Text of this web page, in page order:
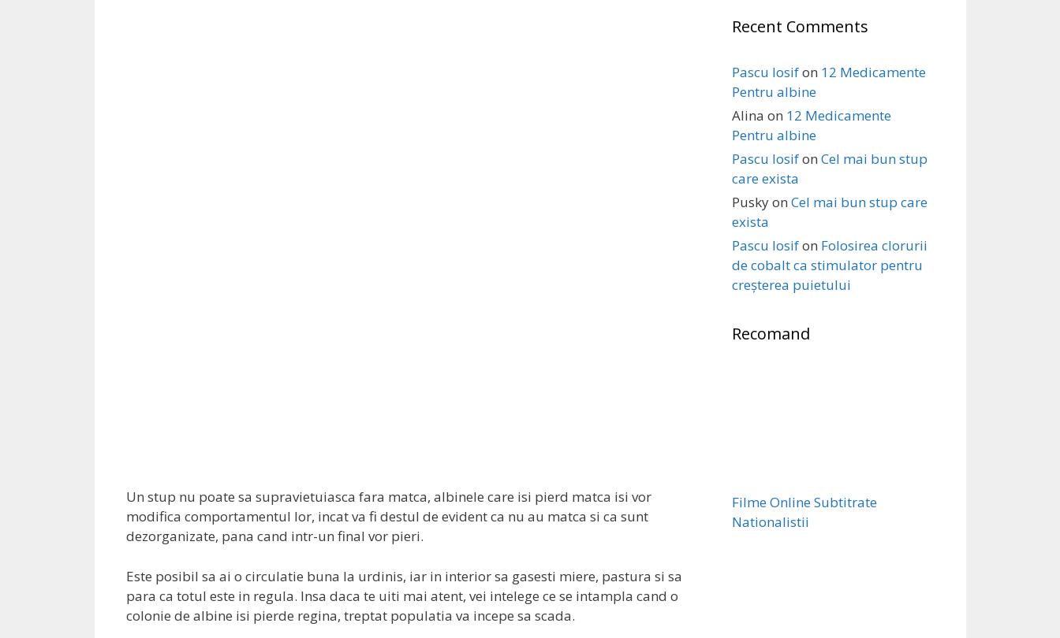
Un stup nu poate sa supravietuiasca fara matca, albinele care isi pierd matca isi vor
modifica comportamentul lor, incat va fi destul de evident ca nu au matca si ca sunt
dezorganizate, pana cand intr-un final vor pieri.
Este posibil sa ai o circulatie buna la urdinis, iar in interior sa gasesti miere, pastura si sa
para ca totul este in regula. Insa daca te uiti mai atent, vei intelege ce se intampla cand o
colonie de albine isi pierde regina, treptat populatia va incepe sa scada.
Recent Comments
Pascu Iosifon 12 Medicamente
Pentru albine
Alina on 12 Medicamente
Pentru albine
Pascu IosifonCel mai bun stup
care exista
PuskyonCel mai bun stup care
exista
Pascu Iosifon Folosirea clorurii
de cobalt ca stimulator pentru
creșterea puietului
Recomand
Filme Online Subtitrate
Nationalistii